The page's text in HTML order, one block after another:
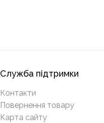
Служба підтримки
Контакти
Повернення товару
Карта сайту